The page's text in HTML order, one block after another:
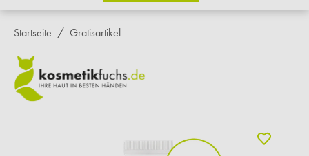
Startseite Gratisartikel